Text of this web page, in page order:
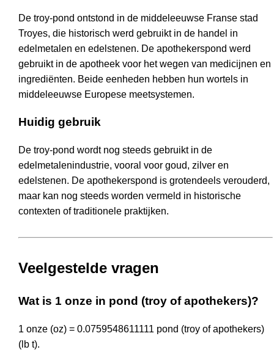
De troy-pond ontstond in de middeleeuwse Franse stad
Troyes, die historisch werd gebruikt in de handel in
edelmetalen en edelstenen. De apothekerspond werd
gebruikt in de apotheek voor het wegen van medicijnen en
ingrediënten. Beide eenheden hebben hun wortels in
middeleeuwse Europese meetsystemen.
Huidig gebruik
De troy-pond wordt nog steeds gebruikt in de
edelmetalenindustrie, vooral voor goud, zilver en
edelstenen. De apothekerspond is grotendeels verouderd,
maar kan nog steeds worden vermeld in historische
contexten of traditionele praktijken.
Veelgestelde vragen
Wat is 1 onze in pond (troy of apothekers)?
1 onze (oz) = 0.0759548611111 pond (troy of apothekers)
(lb t).